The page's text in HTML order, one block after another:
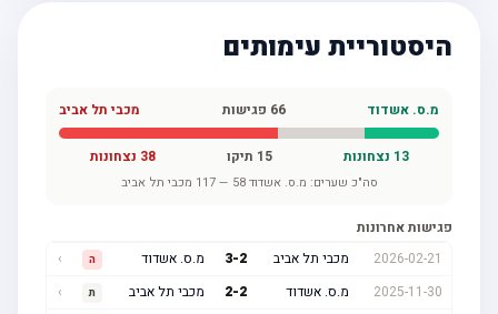
היסטוריית עימותים
מ.ס. אשדוד 66פגישות מכבי תל אביב
13נצחונות 15תיקו 38נצחונות
סה"כ שערים:מ.ס. אשדוד58
—
117מכבי תל אביב
פגישות אחרונות
2026-02-21
מכבי תל אביב 3- מ.ס. אשדוד
2025-11-30
מ.ס. אשדוד 2- מכבי תל אביב